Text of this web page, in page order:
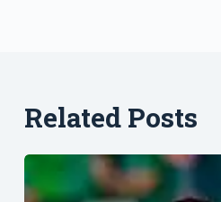
Related Posts